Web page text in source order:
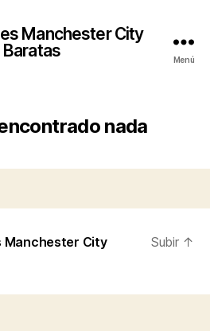
Manchester City
Baratas
Menú
nada
Manchester City
Subir ↑